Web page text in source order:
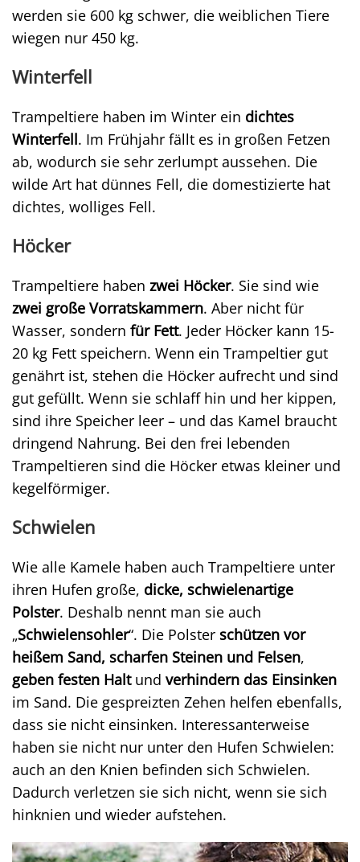
werden sie 600 kg schwer, die weiblichen Tiere
wiegen nur 450 kg.
Winterfell
Trampeltiere haben im Winter ein dichtes
Winterfell. Im Frühjahr fällt es in großen Fetzen
ab, wodurch sie sehr zerlumpt aussehen. Die
wilde Art hat dünnes Fell, die domestizierte hat
dichtes, wolliges Fell.
Höcker
Trampeltiere haben zwei Höcker. Sie sind wie
zwei große Vorratskammern. Aber nicht für
Wasser, sondern für Fett. Jeder Höcker kann 15-
20 kg Fett speichern. Wenn ein Trampeltier gut
genährt ist, stehen die Höcker aufrecht und sind
gut gefüllt. Wenn sie schlaff hin und her kippen,
sind ihre Speicher leer – und das Kamel braucht
dringend Nahrung. Bei den frei lebenden
Trampeltieren sind die Höcker etwas kleiner und
kegelförmiger.
Schwielen
Wie alle Kamele haben auch Trampeltiere unter
ihren Hufen große, dicke, schwielenartige
Polster. Deshalb nennt man sie auch
„Schwielensohler“. Die Polster schützen vor
heißem Sand, scharfen Steinen und Felsen,
geben festen Haltund verhindern das Einsinken
im Sand. Die gespreizten Zehen helfen ebenfalls,
dass sie nicht einsinken. Interessanterweise
haben sie nicht nur unter den Hufen Schwielen:
auch an den Knien befinden sich Schwielen.
Dadurch verletzen sie sich nicht, wenn sie sich
hinknien und wieder aufstehen.